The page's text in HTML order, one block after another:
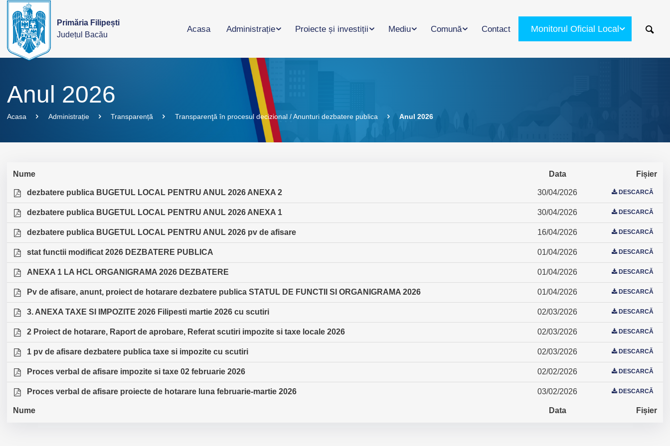
Primăria Filipești
Județul Bacău
Acasa Administrație Proiecte și investiții Mediu Comună Contact Monitorul Oficial Local
Anul 2026
Acasa Administrație Transparență Transparenţă în procesul decizional / Anunturi dezbatere publica Anul 2026
Nume Data Fișier
dezbatere publica BUGETUL LOCAL PENTRU ANUL 2026 ANEXA 2 30/04/2026 DESCARCĂ
dezbatere publica BUGETUL LOCAL PENTRU ANUL 2026 ANEXA 1 30/04/2026 DESCARCĂ
dezbatere publica BUGETUL LOCAL PENTRU ANUL 2026 pv de afisare 16/04/2026 DESCARCĂ
stat functii modificat 2026 DEZBATERE PUBLICA 01/04/2026 DESCARCĂ
ANEXA 1 LA HCL ORGANIGRAMA 2026 DEZBATERE 01/04/2026 DESCARCĂ
Pv de afisare, anunt, proiect de hotarare dezbatere publica STATUL DE FUNCTII SI ORGANIGRAMA 2026 01/04/2026 DESCARCĂ
3. ANEXA TAXE SI IMPOZITE 2026 Filipesti martie 2026 cu scutiri 02/03/2026 DESCARCĂ
2 Proiect de hotarare, Raport de aprobare, Referat scutiri impozite si taxe locale 2026 02/03/2026 DESCARCĂ
1 pv de afisare dezbatere publica taxe si impozite cu scutiri 02/03/2026 DESCARCĂ
Proces verbal de afisare impozite si taxe 02 februarie 2026 02/02/2026 DESCARCĂ
Proces verbal de afisare proiecte de hotarare luna februarie-martie 2026 03/02/2026 DESCARCĂ
Nume Data Fișier